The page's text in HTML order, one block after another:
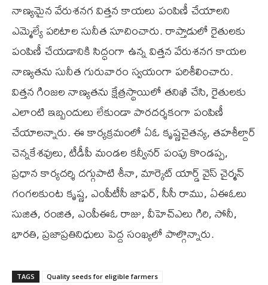
నాణ్యమైన వేరుశనగ విత్తన కాయలు పంపిణీ చేయాలని
ఎమ్మెల్యే పరిటాల సునీత సూచించారు. రాప్తాడులో రైతులకు
పంపిణీ చేయడానికి సిద్ధంగా ఉన్న విత్తన వేరుశనగ కాయల
నాణ్యతను సునీత గురువారం స్వయంగా పరిశీలించారు.
విత్తన గింజల నాణ్యతను క్షేత్రస్థాయిలో తనిఖీ చేసి, రైతులకు
ఎలాంటి ఇబ్బందులు లేకుండా పారదర్శకంగా పంపిణీ
చేయాలన్నారు. ఈ కార్యక్రమంలో ఏఓ కృష్ణచైతన్య, తహశీల్దార్
చెన్నకేశవులు, టీడీపీ మండల కన్వీనర్ పంపు కొండప్ప,
ప్రధాన కార్యదర్శి దగ్గుపాటి శీనా, మార్కెట్ యార్డ్ వైస్ చైర్మన్
గంగలకుంట కృష్ణ, ఎంపీటీసీ జాఫర్, సీసీ రాము, ఏఈఓలు
సుజిత, రంజిత, ఎంపీఈఓ రాజు, వీహెచ్ఎలు గిరి, సోనీ,
భారతి, ప్రజాప్రతినిధులు పెద్ద సంఖ్యలో పాల్గొన్నారు.
TAGS Quality seeds for eligible farmers